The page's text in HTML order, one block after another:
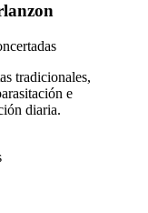
tradicionales,
e
diaria.